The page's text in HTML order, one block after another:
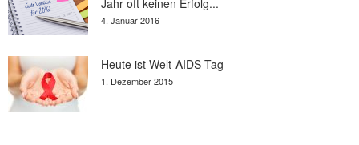
4. Januar 2016
Heute ist Welt-AIDS-Tag
1. Dezember 2015